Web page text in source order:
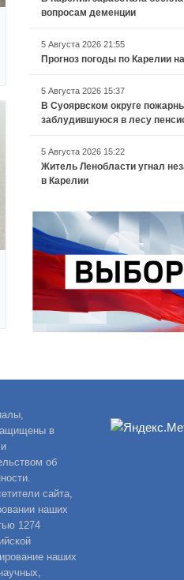
вопросам деменции
5 Августа 2026 21:55
Прогноз погоды по Карелии
5 Августа 2026 15:37
В Суоярвском округе
заблудившуюся в лесу
5 Августа 2026 15:22
Житель Ленобласти угнал
в Карелии
в
об
сайта,
наших
1274
наших